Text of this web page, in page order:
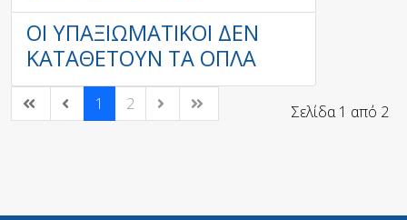
ΟΙ ΥΠΑΞΙΩΜΑΤΙΚΟΊ ΔΕΝ
ΚΑΤΑΘΈΤΟΥΝ ΤΑ ΌΠΛΑ
Σελίδα 1 από 2
1 2